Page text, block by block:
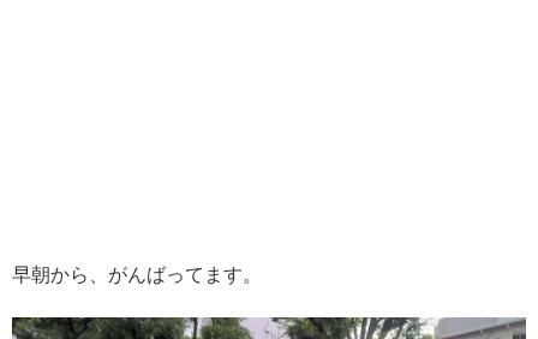
早朝から、がんばってます。